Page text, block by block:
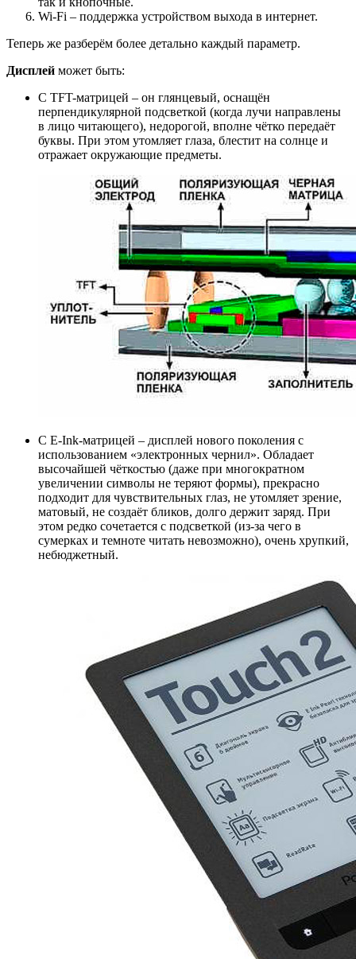
Wi-Fi – поддержка устройством выхода в интернет.
Теперь же разберём более детально каждый параметр.
Дисплей может быть:
С TFT-матрицей – он глянцевый, оснащён
перпендикулярной подсветкой (когда лучи направлены
в лицо читающего), недорогой, вполне чётко передаёт
буквы. При этом утомляет глаза, блестит на солнце и
отражает окружающие предметы.
С E-Ink-матрицей – дисплей нового поколения с
использованием «электронных чернил». Обладает
высочайшей чёткостью (даже при многократном
увеличении символы не теряют формы), прекрасно
подходит для чувствительных глаз, не утомляет зрение,
матовый, не создаёт бликов, долго держит заряд. При
этом редко сочетается с подсветкой (из-за чего в
сумерках и темноте читать невозможно), очень хрупкий,
небюджетный.